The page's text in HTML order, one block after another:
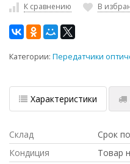
К сравнению В
Категории: Передатчики
Характеристики
Склад
Срок
Кондиция
Товар